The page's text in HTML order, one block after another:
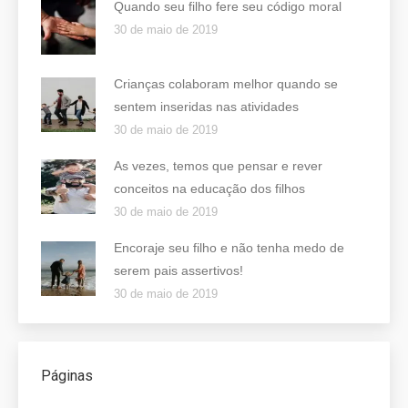
Quando seu filho fere seu código moral
30 de maio de 2019
Crianças colaboram melhor quando se
sentem inseridas nas atividades
30 de maio de 2019
As vezes, temos que pensar e rever
conceitos na educação dos filhos
30 de maio de 2019
Encoraje seu filho e não tenha medo de
serem pais assertivos!
30 de maio de 2019
Páginas